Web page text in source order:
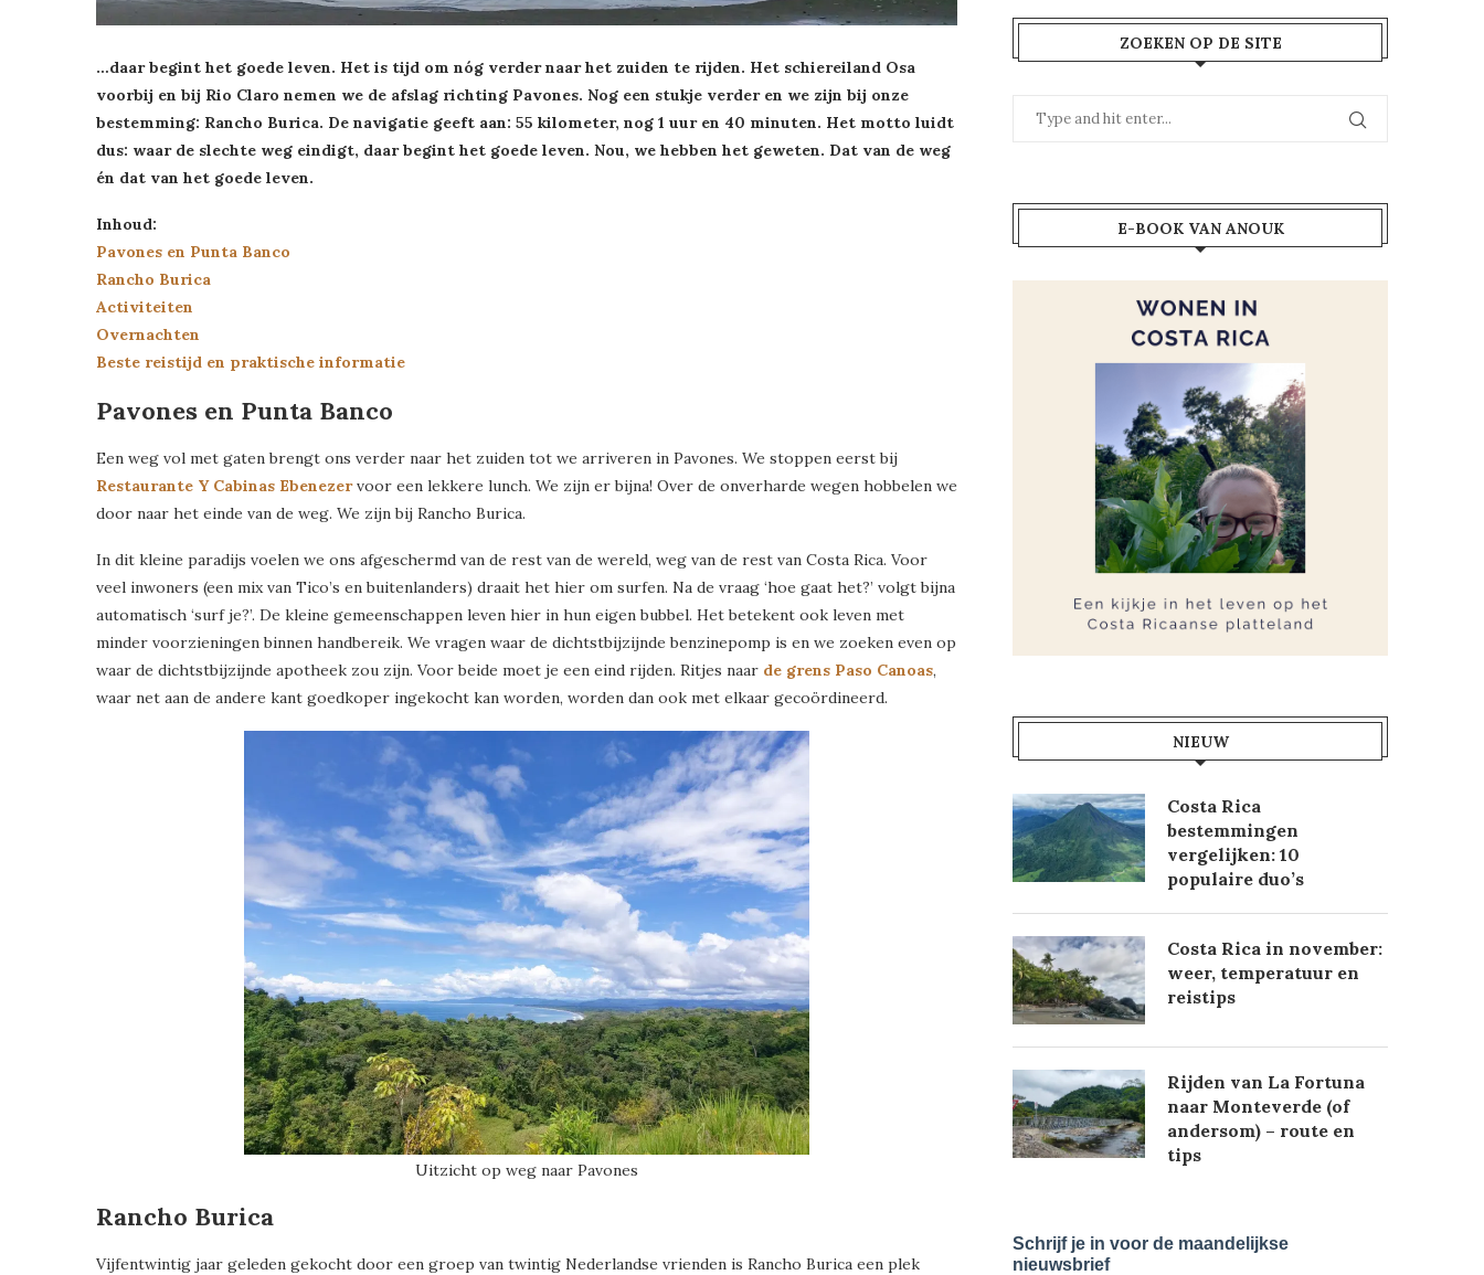
…daar begint het goede leven. Het is tijd om nóg verder naar het zuiden te rijden. Het schiereiland Osa
voorbij en bij Rio Claro nemen we de afslag richting Pavones. Nog een stukje verder en we zijn bij onze
bestemming: Rancho Burica. De navigatie geeft aan: 55 kilometer, nog 1 uur en 40 minuten. Het motto luidt
dus: waar de slechte weg eindigt, daar begint het goede leven. Nou, we hebben het geweten. Dat van de weg
én dat van het goede leven.
Inhoud:
Pavones en Punta Banco
Rancho Burica
Activiteiten
Overnachten
Beste reistijd en praktische informatie
Pavones en Punta Banco
Een weg vol met gaten brengt ons verder naar het zuiden tot we arriveren in Pavones. We stoppen eerst bij
Restaurante Y Cabinas Ebenezervoor een lekkere lunch. We zijn er bijna! Over de onverharde wegen hobbelen we
door naar het einde van de weg. We zijn bij Rancho Burica.
In dit kleine paradijs voelen we ons afgeschermd van de rest van de wereld, weg van de rest van Costa Rica. Voor
veel inwoners (een mix van Tico’s en buitenlanders) draait het hier om surfen. Na de vraag ‘hoe gaat het?’ volgt bijna
automatisch ‘surf je?’. De kleine gemeenschappen leven hier in hun eigen bubbel. Het betekent ook leven met
minder voorzieningen binnen handbereik. We vragen waar de dichtstbijzijnde benzinepomp is en we zoeken even op
waar de dichtstbijzijnde apotheek zou zijn. Voor beide moet je een eind rijden. Ritjes naar de grens Paso Canoas,
waar net aan de andere kant goedkoper ingekocht kan worden, worden dan ook met elkaar gecoördineerd.
Uitzicht op weg naar Pavones
Rancho Burica
Vijfentwintig jaar geleden gekocht door een groep van twintig Nederlandse vrienden is Rancho Burica een plek
ZOEKEN OP DE SITE
E-BOOK VAN ANOUK
NIEUW
Costa Rica
bestemmingen
vergelijken: 10
populaire duo’s
Costa Rica in november:
weer, temperatuur en
reistips
Rijden van La Fortuna
naar Monteverde (of
andersom) – route en
tips